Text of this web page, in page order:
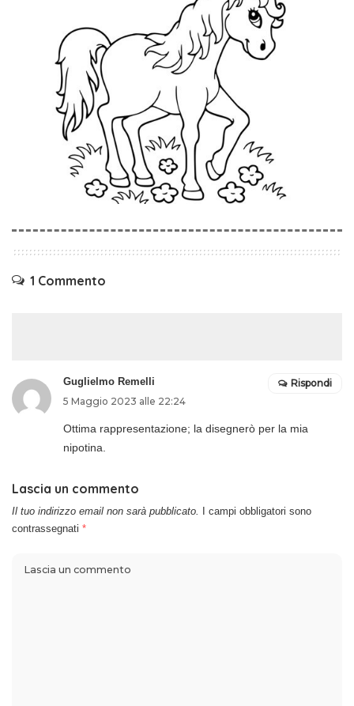
1 Commento
Guglielmo Remelli
5 Maggio 2023 alle 22:24
Ottima rappresentazione; la disegnerò per la mia
nipotina.
Rispondi
Lascia un commento
Il tuo indirizzo email non sarà pubblicato.
I campi obbligatori sono
contrassegnati *